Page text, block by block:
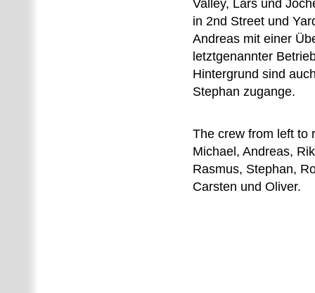
Valley, Lars und
in 2nd Street und
Andreas mit einer
letztgenannter
Hintergrund sind
Stephan zugange.
The crew from left to
Michael, Andreas,
Rasmus, Stephan,
Carsten und Oliver.